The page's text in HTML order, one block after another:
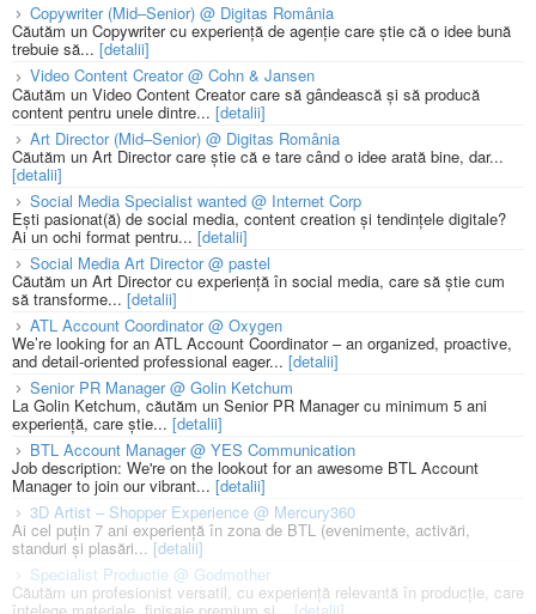
Copywriter (Mid–Senior) @ Digitas România
Căutăm un Copywriter cu experiență de agenție care știe că o idee bună
trebuie să... [detalii]
Video Content Creator @ Cohn & Jansen
Căutăm un Video Content Creator care să gândească și să producă
content pentru unele dintre... [detalii]
Art Director (Mid–Senior) @ Digitas România
Căutăm un Art Director care știe că e tare când o idee arată bine, dar...
[detalii]
Social Media Specialist wanted @ Internet Corp
Ești pasionat(ă) de social media, content creation și tendințele digitale?
Ai un ochi format pentru... [detalii]
Social Media Art Director @ pastel
Căutăm un Art Director cu experiență în social media, care să știe cum
să transforme... [detalii]
ATL Account Coordinator @ Oxygen
We’re looking for an ATL Account Coordinator – an organized, proactive,
and detail-oriented professional eager... [detalii]
Senior PR Manager @ Golin Ketchum
La Golin Ketchum, căutăm un Senior PR Manager cu minimum 5 ani
experiență, care știe... [detalii]
BTL Account Manager @ YES Communication
Job description: We're on the lookout for an awesome BTL Account
Manager to join our vibrant... [detalii]
3D Artist – Shopper Experience @ Mercury360
Ai cel puțin 7 ani experiență în zona de BTL (evenimente, activări,
standuri și plasări... [detalii]
Specialist Productie @ Godmother
Căutăm un profesionist versatil, cu experiență relevantă în producție, care